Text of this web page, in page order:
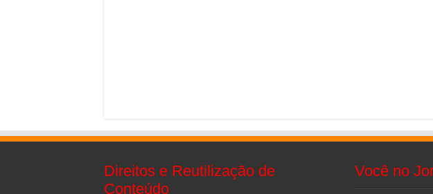
Direitos e Reutilização de
Conteúdo
Você no